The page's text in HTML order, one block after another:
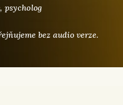
psycholog
bez audio verze.